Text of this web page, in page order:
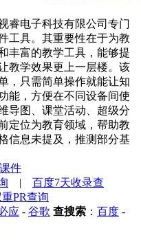
睿电子科技有限公司专门
工具。其重要性在于为教
丰富的教学工具，能够提
教学效果更上一层楼。该
，只需简单操作就能让知
能，方便在不同设备间使
导图、课堂活动、超级分
定位为教育领域，帮助教
信息未提及，推测部分基
件
| 百度7天收录查
PR查询
应 - 谷歌 查搜索 ： 百度 -